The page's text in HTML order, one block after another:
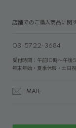
店舗でのご購入商品に関
03-5722-3684
受付時間：午前10時～午後
年末年始・夏季休暇・土日
MAIL